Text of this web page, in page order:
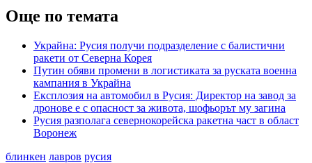
Още по темата
Украйна: Русия получи подразделение с балистични
ракети от Северна Корея
Путин обяви промени в логистиката за руската военна
кампания в Украйна
Експлозия на автомобил в Русия: Директор на завод за
дронове е с опасност за живота, шофьорът му загина
Русия разполага севернокорейска ракетна част в област
Воронеж
блинкен лавров русия